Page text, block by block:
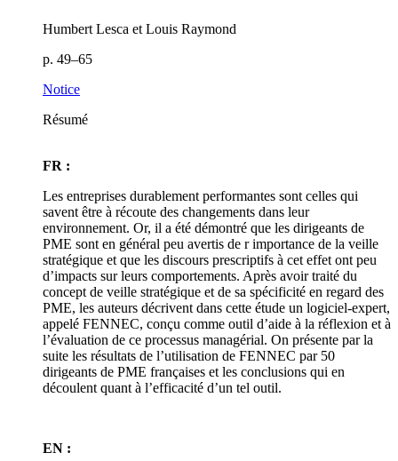
Humbert Lesca et Louis Raymond
p. 49–65
Notice
Résumé
FR :
Les entreprises durablement performantes sont celles qui
savent être à récoute des changements dans leur
environnement. Or, il a été démontré que les dirigeants de
PME sont en général peu avertis de r importance de la veille
stratégique et que les discours prescriptifs à cet effet ont peu
d’impacts sur leurs comportements. Après avoir traité du
concept de veille stratégique et de sa spécificité en regard des
PME, les auteurs décrivent dans cette étude un logiciel-expert,
appelé FENNEC, conçu comme outil d’aide à la réflexion et à
l’évaluation de ce processus managérial. On présente par la
suite les résultats de l’utilisation de FENNEC par 50
dirigeants de PME françaises et les conclusions qui en
découlent quant à l’efficacité d’un tel outil.
EN :